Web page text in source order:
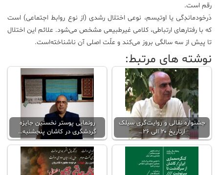
رقم است.
دَرخودماندِگی یا اوتیسم، نوعی اختلال رشدی (از نوع روابط اجتماعی) است
که با رفتارهای ارتباطی، کلامی غیرطبیعی مشخص می‌شود. علائم این اختلال
تا پیش از سه سالگی بروز می‌کند و علّت اصلی آن ناشناخته‌است.
نوشته های مرتبط:
جشنواره نقالی و روایت‌گری سیلک
ازتاریخ ۲۰ الی ۲۶…
رونمایی پوستر نخستین جایزه
گردشگری در کاشان پنجشنبه…